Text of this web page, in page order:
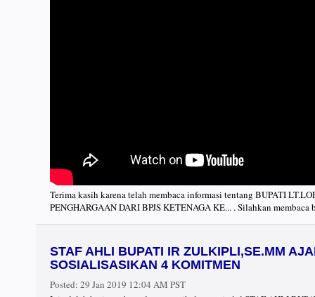
Terima kasih karena telah membaca informasi tentang BUPATI
PENGHARGAAN DARI BPJS KETENAGA KE... . Silahkan membaca
STAF AHLI BUPATI IR ZULKIPLI,SE.MM
SOSIALISASIKAN 4 KOMITMEN
Posted: 29 Jan 2019 12:04 AM PST